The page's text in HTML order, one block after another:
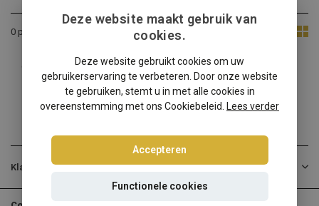
0 producten
Geen producten gevonden!...
Klantenservice
Deze website maakt gebruik van
cookies.
Deze website gebruikt cookies om uw
gebruikerservaring te verbeteren. Door onze website
te gebruiken, stemt u in met alle cookies in
overeenstemming met ons Cookiebeleid. Lees verder
Accepteren
Functionele cookies